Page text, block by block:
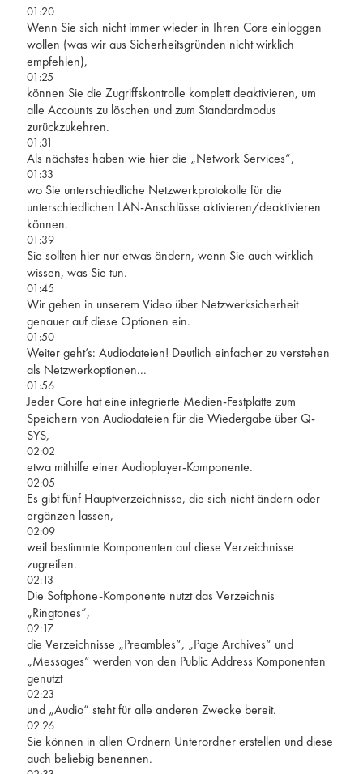
01:20
Wenn Sie sich nicht immer wieder in Ihren Core einloggen
wollen (was wir aus Sicherheitsgründen nicht wirklich
empfehlen),
01:25
können Sie die Zugriffskontrolle komplett deaktivieren, um
alle Accounts zu löschen und zum Standardmodus
zurückzukehren.
01:31
Als nächstes haben wie hier die „Network Services“,
01:33
wo Sie unterschiedliche Netzwerkprotokolle für die
unterschiedlichen LAN-Anschlüsse aktivieren/deaktivieren
können.
01:39
Sie sollten hier nur etwas ändern, wenn Sie auch wirklich
wissen, was Sie tun.
01:45
Wir gehen in unserem Video über Netzwerksicherheit
genauer auf diese Optionen ein.
01:50
Weiter geht’s: Audiodateien! Deutlich einfacher zu verstehen
als Netzwerkoptionen...
01:56
Jeder Core hat eine integrierte Medien-Festplatte zum
Speichern von Audiodateien für die Wiedergabe über Q-
SYS,
02:02
etwa mithilfe einer Audioplayer-Komponente.
02:05
Es gibt fünf Hauptverzeichnisse, die sich nicht ändern oder
ergänzen lassen,
02:09
weil bestimmte Komponenten auf diese Verzeichnisse
zugreifen.
02:13
Die Softphone-Komponente nutzt das Verzeichnis
„Ringtones“,
02:17
die Verzeichnisse „Preambles“, „Page Archives“ und
„Messages“ werden von den Public Address Komponenten
genutzt
02:23
und „Audio“ steht für alle anderen Zwecke bereit.
02:26
Sie können in allen Ordnern Unterordner erstellen und diese
auch beliebig benennen.